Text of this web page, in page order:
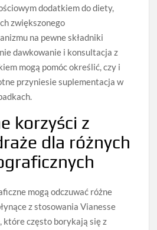
dodatkiem do diety,
zwiększonego
na pewne składniki
dawkowanie i konsultacja z
mogą pomóc określić, czy i
przyniesie suplementacja w
korzyści z
dla różnych
mogą odczuwać różne
z stosowania Vianesse
które często borykają się z